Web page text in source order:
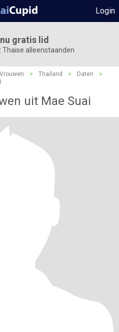
Login
gratis lid
Thaise alleenstaanden
Vrouwen > Thailand > Daten
>
uit Mae Suai